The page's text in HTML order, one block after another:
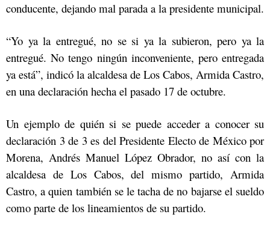
conducente, dejando mal parada a la presidente municipal.
“Yo ya la entregué, no se si ya la subieron, pero ya la
entregué. No tengo ningún inconveniente, pero entregada
ya está”, indicó la alcaldesa de Los Cabos, Armida Castro,
en una declaración hecha el pasado 17 de octubre.
Un ejemplo de quién si se puede acceder a conocer su
declaración 3 de 3 es del Presidente Electo de México por
Morena, Andrés Manuel López Obrador, no así con la
alcaldesa de Los Cabos, del mismo partido, Armida
Castro, a quien también se le tacha de no bajarse el sueldo
como parte de los lineamientos de su partido.